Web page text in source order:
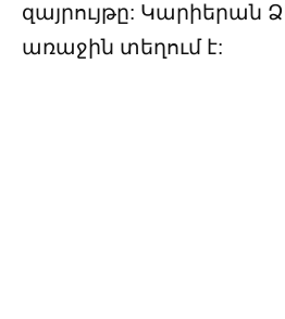
զայրույթը: Կարիերան
առաջին տեղում է: